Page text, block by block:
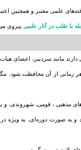
علمی معتبر و همچنین
با تقلب در آثار علمیپیروی
مانند سردبیر، اعضای
هر زمانی از آن محافظت
مذهبی ، قومی، شهروندی، و